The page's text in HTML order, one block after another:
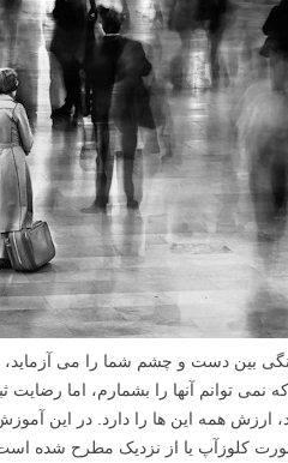
بین دست و چشم شما را می آزماید،
نمی توانم آنها را بشمارم، اما رضایت
کلوزآپ یا از نزدیک مطرح شده